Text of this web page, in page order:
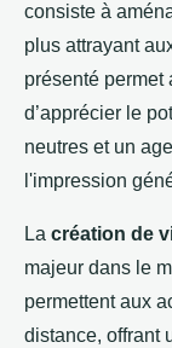
consiste à
plus attrayant
présenté permet
d’apprécier le
neutres et un
l'impression
La création de
majeur dans le
permettent aux
distance, offrant